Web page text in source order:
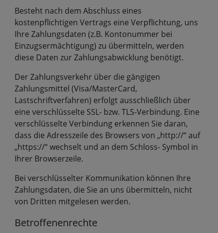
Besteht nach dem Abschluss eines
kostenpflichtigen Vertrags eine Verpflichtung, uns
Ihre Zahlungsdaten (z.B. Kontonummer bei
Einzugsermächtigung) zu übermitteln, werden
diese Daten zur Zahlungsabwicklung benötigt.
Der Zahlungsverkehr über die gängigen
Zahlungsmittel (Visa/MasterCard,
Lastschriftverfahren) erfolgt ausschließlich über
eine verschlüsselte SSL- bzw. TLS-Verbindung. Eine
verschlüsselte Verbindung erkennen Sie daran,
dass die Adresszeile des Browsers von „http://“ auf
„https://“ wechselt und an dem Schloss- Symbol in
Ihrer Browserzeile.
Bei verschlüsselter Kommunikation können Ihre
Zahlungsdaten, die Sie an uns übermitteln, nicht
von Dritten mitgelesen werden.
Betroffenenrechte